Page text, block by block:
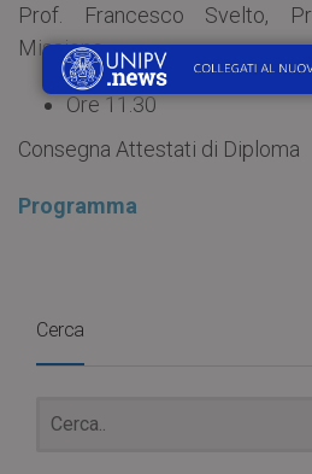
Prof. Francesco Svelto,
Missione
Ore 11.30
Consegna Attestati di Diploma
Programma
Cerca